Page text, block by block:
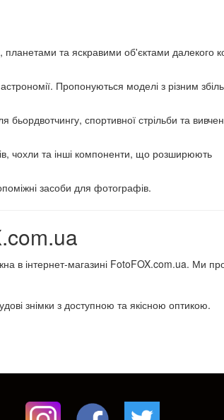
планетами та яскравими об'єктами далекого
Пропонуються моделі з різним
бьордвотчингу, спортивної стрільби та
чохли та інші компоненти, що розширюють
засоби для фотографів.
в інтернет-магазині FotoFOX.com.ua. Ми
знімки з доступною та якісною оптикою.